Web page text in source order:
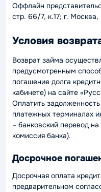
Оффлайн
стр. 66/7, к.17; г.
Условия
Возврат займа
предусмотренным
погашение долга
кабинете) на сайте
Оплатить
платежных терминалах
– банковский перевод
комиссия банка).
Досрочное
Досрочная оплата
предварительном